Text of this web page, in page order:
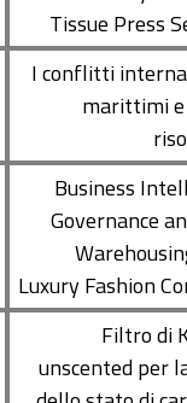
Tissue Press
I conflitti
marittimi
Business
Governance
Luxury Fashion
Filtro di
unscented per